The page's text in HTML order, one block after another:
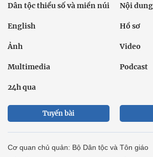
Dân tộc thiểu số và miền núi Nội
English Hồ sơ
Ảnh Video
Multimedia Podcast
24h qua
Tuyến bài
Cơ quan chủ quản: Bộ Dân tộc và Tôn giáo